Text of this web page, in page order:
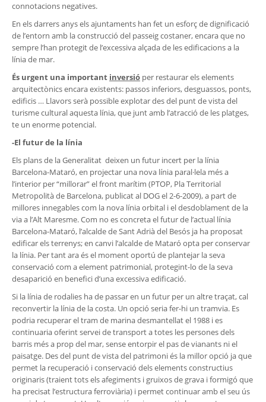
connotacions negatives.
En els darrers anys els ajuntaments han fet un esforç de dignificació
de l’entorn amb la construcció del passeig costaner, encara que no
sempre l’han protegit de l’excessiva alçada de les edificacions a la
línia de mar.
És urgent una important inversió per restaurar els elements
arquitectònics encara existents: passos inferiors, desguassos, ponts,
edificis … Llavors serà possible explotar des del punt de vista del
turisme cultural aquesta línia, que junt amb l’atracció de les platges,
te un enorme potencial.
-El futur de la línia
Els plans de la Generalitat deixen un futur incert per la línia
Barcelona-Mataró, en projectar una nova línia paral·lela més a
l’interior per “millorar” el front marítim (PTOP, Pla Territorial
Metropolità de Barcelona, publicat al DOG el 2-6-2009), a part de
millores innegables com la nova línia orbital i el desdoblament de la
via a l’Alt Maresme. Com no es concreta el futur de l’actual línia
Barcelona-Mataró, l’alcalde de Sant Adrià del Besós ja ha proposat
edificar els terrenys; en canvi l’alcalde de Mataró opta per conservar
la línia. Per tant ara és el moment oportú de plantejar la seva
conservació com a element patrimonial, protegint-lo de la seva
desaparició en benefici d’una excessiva edificació.
Si la línia de rodalies ha de passar en un futur per un altre traçat, cal
reconvertir la línia de la costa. Un opció seria fer-hi un tramvia. Es
podria recuperar el tram de marina desmantellat el 1988 i es
continuaria oferint servei de transport a totes les persones dels
barris més a prop del mar, sense entorpir el pas de vianants ni el
paisatge. Des del punt de vista del patrimoni és la millor opció ja que
permet la recuperació i conservació dels elements constructius
originaris (traient tots els afegiments i gruixos de grava i formigó que
ha precisat l’estructura ferroviària) i permet continuar amb el seu ús